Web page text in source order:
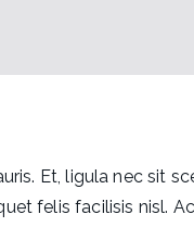
Et, ligula nec sit
felis facilisis nisl.